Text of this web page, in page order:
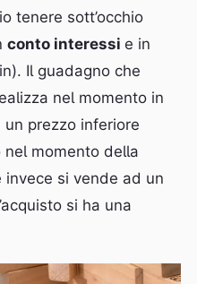
tenere sott’occhio
conto interessi e in
Il guadagno che
nel momento in
prezzo inferiore
momento della
si vende ad un
si ha una